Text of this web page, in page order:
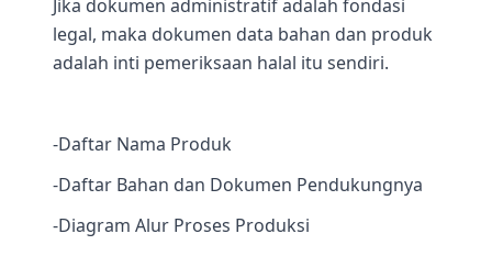
Jika dokumen administratif adalah fondasi
legal, maka dokumen data bahan dan produk
adalah inti pemeriksaan halal itu sendiri.
-Daftar Nama Produk
-Daftar Bahan dan Dokumen Pendukungnya
-Diagram Alur Proses Produksi